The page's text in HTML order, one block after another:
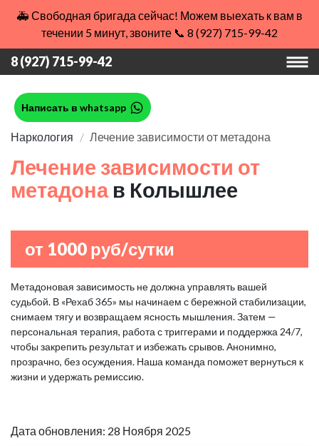
🚑 Свободная бригада сейчас! Можем выехать к вам в
течении 5 минут, звоните 📞 8 (927) 715-99-42
8 (927) 715-99-42
Написать в whatsapp
Наркология Лечение зависимости от метадона
Лечение зависимости от
метадона в Колышлее
от 1000 руб/сутки
Метадоновая зависимость не должна управлять вашей
судьбой. В «Рехаб 365» мы начинаем с бережной стабилизации,
снимаем тягу и возвращаем ясность мышления. Затем —
персональная терапия, работа с триггерами и поддержка 24/7,
чтобы закрепить результат и избежать срывов. Анонимно,
прозрачно, без осуждения. Наша команда поможет вернуться к
жизни и удержать ремиссию.
Дата обновления: 28 Ноября 2025